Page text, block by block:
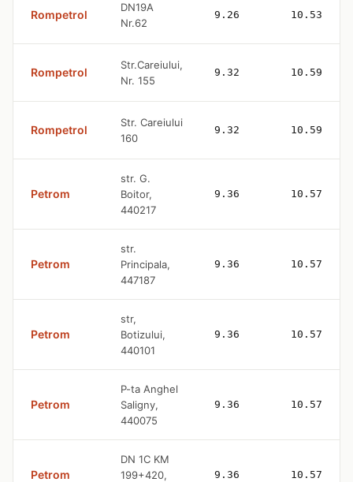
Rompetrol
DN19A
Nr.62
9.26 10.53
Rompetrol
Str.Careiului,
Nr. 155
9.32 10.59
Rompetrol
Str. Careiului
160
9.32 10.59
Petrom
str. G.
Boitor,
440217
9.36 10.57
Petrom
str.
Principala,
447187
9.36 10.57
Petrom
str,
Botizului,
440101
9.36 10.57
Petrom
P-ta Anghel
Saligny,
440075
9.36 10.57
Petrom
DN 1C KM
199+420,
9.36 10.57